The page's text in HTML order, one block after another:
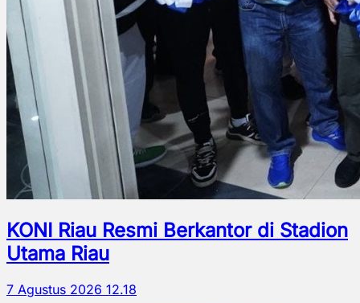
KONI Riau Resmi Berkantor di Stadion
Utama Riau
7 Agustus 2026 12.18